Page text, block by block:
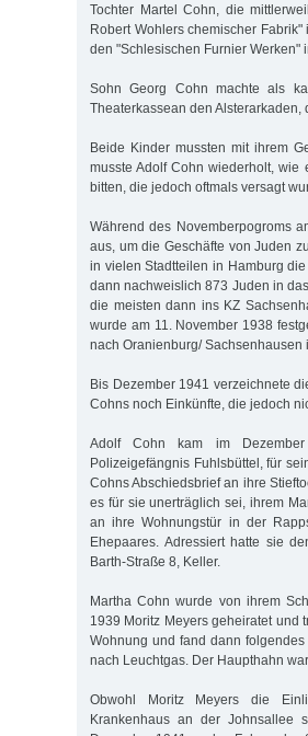
Tochter Martel Cohn, die
Robert Wohlers chemischer
den "Schlesischen Furnier
Sohn Georg Cohn machte als
Theaterkassean den
Beide Kinder mussten mit ihrem
musste Adolf Cohn wiederholt, wie
bitten, die jedoch oftmals versagt
Während des Novemberpogroms
aus, um die Geschäfte von Juden
in vielen Stadtteilen in Hamburg
dann nachweislich 873 Juden in
die meisten dann ins KZ
wurde am 11. November 1938
nach Oranienburg/ Sachsenhausen
Bis Dezember 1941 verzeichnete
Cohns noch Einkünfte, die jedoch
Adolf Cohn kam im
Polizeigefängnis Fuhlsbüttel, für
Cohns Abschiedsbrief an ihre
es für sie unerträglich sei, ihrem
an ihre Wohnungstür in der
Ehepaares. Adressiert hatte sie
Barth-Straße 8, Keller.
Martha Cohn wurde von ihrem
1939 Moritz Meyers geheiratet und
Wohnung und fand dann
nach Leuchtgas. Der Haupthahn
Obwohl Moritz Meyers die
Krankenhaus an der Johnsallee